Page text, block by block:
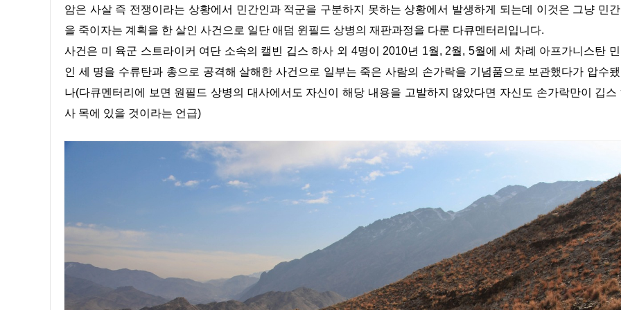
암은 사살 즉 전쟁이라는 상황에서 민간인과 적군을 구분하지 못하는 상황에서 발생하게 되는데 이것은 그냥 민
을 죽이자는 계획을 한 살인 사건으로 일단 애덤 윈필드 상병의 재판과정을 다룬 다큐멘터리입니다.
사건은 미 육군 스트라이커 여단 소속의 캘빈 깁스 하사 외 4명이 2010년 1월, 2월, 5월에 세 차례 아프가니스탄
인 세 명을 수류탄과 총으로 공격해 살해한 사건으로 일부는 죽은 사람의 손가락을 기념품으로 보관했다가 압수
나(다큐멘터리에 보면 원필드 상병의 대사에서도 자신이 해당 내용을 고발하지 않았다면 자신도 손가락만이 깁스
사 목에 있을 것이라는 언급)